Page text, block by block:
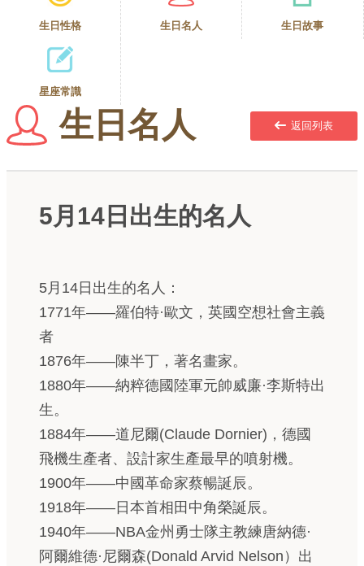
生日性格 生日名人 生日故事
星座常識
生日名人 返回列表
5月14日出生的名人
5月14日出生的名人：
1771年——羅伯特·歐文，英國空想社會主義
者
1876年——陳半丁，著名畫家。
1880年——納粹德國陸軍元帥威廉·李斯特出
生。
1884年——道尼爾(Claude Dornier)，德國
飛機生產者、設計家生產最早的噴射機。
1900年——中國革命家蔡暢誕辰。
1918年——日本首相田中角榮誕辰。
1940年——NBA金州勇士隊主教練唐納德·
阿爾維德·尼爾森(Donald Arvid Nelson）出